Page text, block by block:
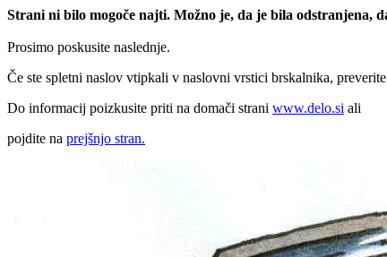
Strani ni bilo mogoče najti. Možno je, da je bila odstranjena,
Prosimo poskusite naslednje.
Če ste spletni naslov vtipkali v naslovni vrstici brskalnika,
Do informacij poizkusite priti na domači strani www.delo.si ali
pojdite na prejšnjo stran.